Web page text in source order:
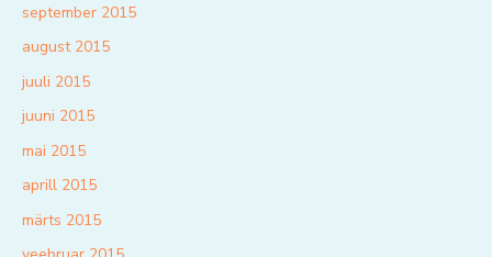
september 2015
august 2015
juuli 2015
juuni 2015
mai 2015
aprill 2015
märts 2015